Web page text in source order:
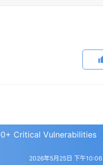
Critical Vulnerabilities
2026年5月25日 下午10:06